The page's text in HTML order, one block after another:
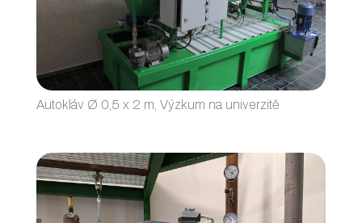
Autokláv Ø 0,5 x 2 m, Výzkum na univerzitě